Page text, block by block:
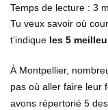
Temps de lecture : 3
Tu veux savoir où
t’indique les 5
À Montpellier,
pas où aller faire leur
avons répertorié 5